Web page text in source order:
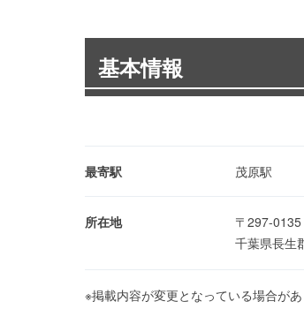
基本情報
最寄駅 茂原駅
所在地
〒297-0135
千葉県長生
※掲載内容が変更となっている場合が